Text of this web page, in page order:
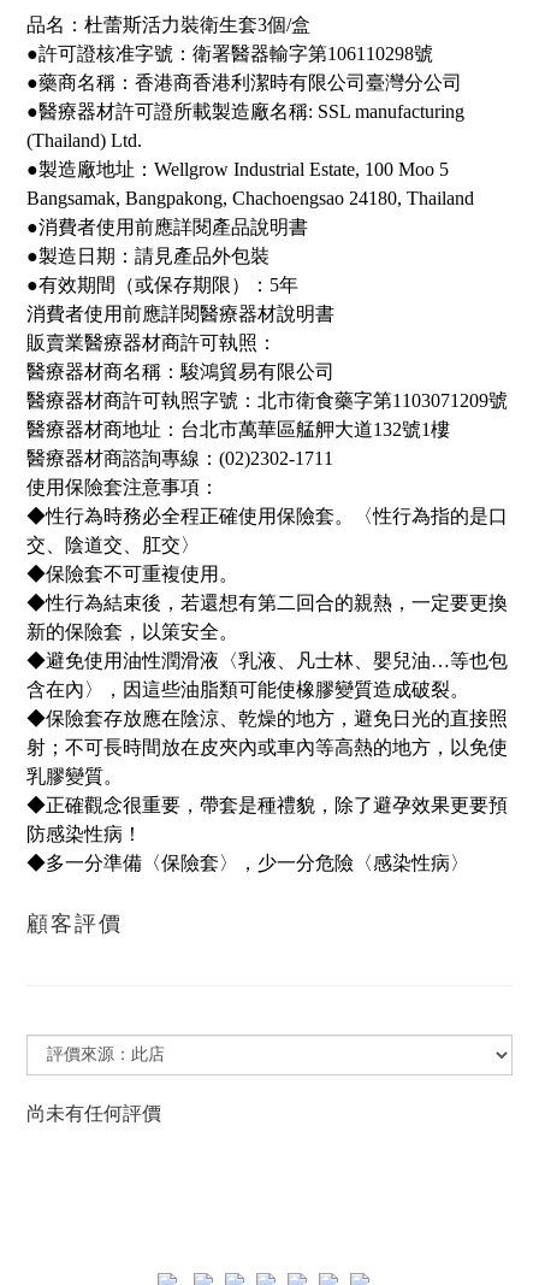
品名：杜蕾斯活力裝衛生套3個/盒
●許可證核准字號：衛署醫器輸字第106110298號
●藥商名稱：香港商香港利潔時有限公司臺灣分公司
●醫療器材許可證所載製造廠名稱: SSL manufacturing
(Thailand) Ltd.
●製造廠地址：Wellgrow Industrial Estate, 100 Moo 5
Bangsamak, Bangpakong, Chachoengsao 24180, Thailand
●消費者使用前應詳閱產品說明書
●製造日期：請見產品外包裝
●有效期間（或保存期限）：5年
消費者使用前應詳閱醫療器材說明書
販賣業醫療器材商許可執照：
醫療器材商名稱：駿鴻貿易有限公司
醫療器材商許可執照字號：北市衛食藥字第1103071209號
醫療器材商地址：台北市萬華區艋舺大道132號1樓
醫療器材商諮詢專線：(02)2302-1711
使用保險套注意事項：
◆性行為時務必全程正確使用保險套。〈性行為指的是口
交、陰道交、肛交〉
◆保險套不可重複使用。
◆性行為結束後，若還想有第二回合的親熱，一定要更換
新的保險套，以策安全。
◆避免使用油性潤滑液〈乳液、凡士林、嬰兒油…等也包
含在內〉，因這些油脂類可能使橡膠變質造成破裂。
◆保險套存放應在陰涼、乾燥的地方，避免日光的直接照
射；不可長時間放在皮夾內或車內等高熱的地方，以免使
乳膠變質。
◆正確觀念很重要，帶套是種禮貌，除了避孕效果更要預
防感染性病！
◆多一分準備〈保險套〉，少一分危險〈感染性病〉
顧客評價
尚未有任何評價